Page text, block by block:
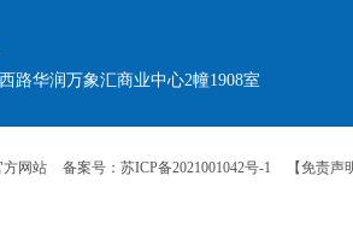
路华润万象汇商业中心2幢1908室
方网站 备案号：苏ICP备2021001042号-1 【免责声